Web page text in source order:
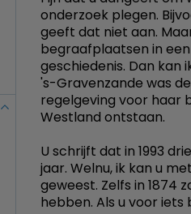
onderzoek plegen.
geeft dat niet aan.
begraafplaatsen in
geschiedenis. Dan kan
's-Gravenzande was
regelgeving voor haar
Westland ontstaan.
U schrijft dat in 1993
jaar. Welnu, ik kan u
geweest. Zelfs in 1874
hebben. Als u voor